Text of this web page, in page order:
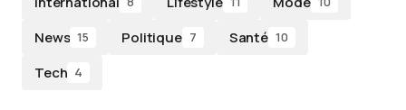
News 15 Politique 7 Santé 10
Tech 4